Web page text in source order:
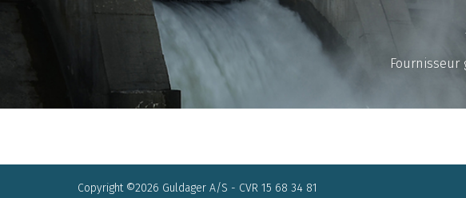
Copyright ©2026 Guldager A/S - CVR 15 68 34 81